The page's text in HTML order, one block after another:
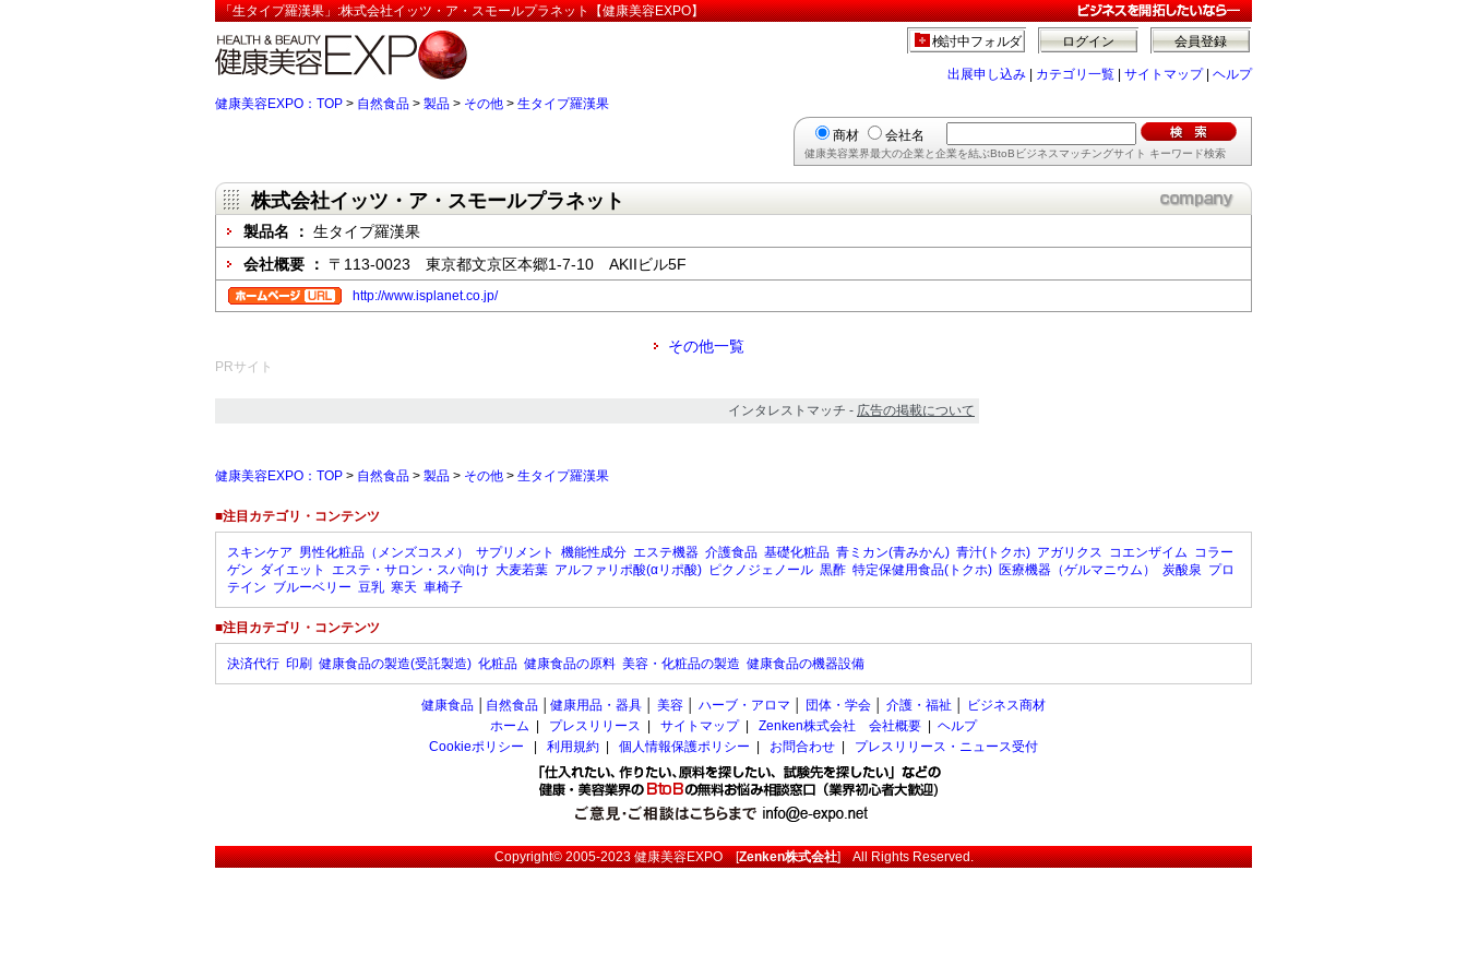
「生タイプ羅漢果」:株式会社イッツ・ア・スモールプラネット【健康美容EXPO】
会員登録
ログイン
検討中フォルダ
出展申し込み カテゴリ一覧 サイトマップ| ヘルプ
健康美容EXPO：TOP > 自然食品 > 製品 > その他 > 生タイプ羅漢果
商材 会社名
健康美容業界最大の企業と企業を結ぶBtoBビジネスマッチングサイト キーワード検索
株式会社イッツ・ア・スモールプラネット
製品名 ： 生タイプ羅漢果
会社概要 ： 〒113-0023 東京都文京区本郷1-7-10 AKIIビル5F
http://www.isplanet.co.jp/
その他一覧
PRサイト
インタレストマッチ - 広告の掲載について
健康美容EXPO：TOP > 自然食品 > 製品 > その他 > 生タイプ羅漢果
■注目カテゴリ・コンテンツ
スキンケア 男性化粧品（メンズコスメ） サプリメント 機能性成分 エステ機器 介護食品 基礎化粧品 青ミカン(青みかん) 青汁(トクホ) アガリクス コエンザイム コラー
ゲン ダイエット エステ・サロン・スパ向け 大麦若葉 アルファリポ酸(αリポ酸) ピクノジェノール 黒酢 特定保健用食品(トクホ) 医療機器（ゲルマニウム） 炭酸泉 プロ
テイン ブルーベリー 豆乳 寒天 車椅子
■注目カテゴリ・コンテンツ
決済代行 印刷 健康食品の製造(受託製造) 化粧品 健康食品の原料 美容・化粧品の製造 健康食品の機器設備
健康食品 自然食品 健康用品・器具 美容 ハーブ・アロマ 団体・学会 介護・福祉
ビジネス商材
ホーム
プレスリリース サイトマップ| Zenken株式会社 会社概要
ヘルプ
Cookieポリシー
利用規約 個人情報保護ポリシー お問合わせ プレスリリース・ニュース受付
Copyright© 2005-2023健康美容EXPO[Zenken株式会社] All Rights Reserved.